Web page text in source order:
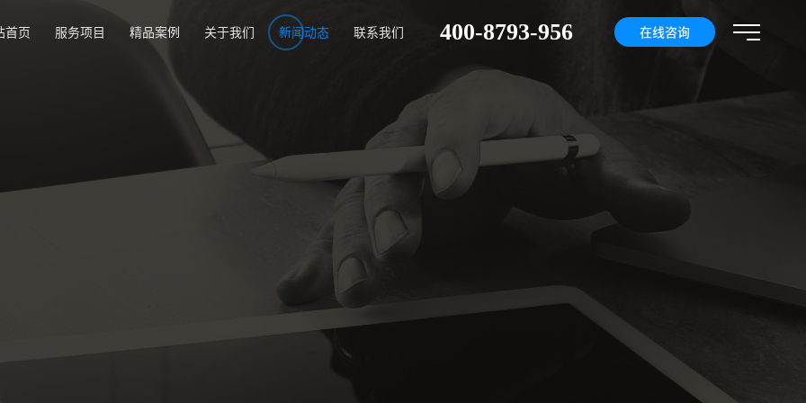
首页 服务项目 精品案例 关于我们 新闻动态 联系我们 400-8793-956 在线咨询